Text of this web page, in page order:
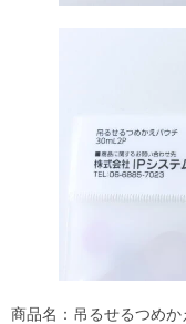
商品名：吊るせるつめ